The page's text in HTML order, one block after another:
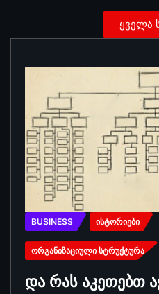
ყველა
BUSINESS ᲘᲡᲢᲝᲠᲘᲔᲑᲘ
ᲝᲠᲒᲐᲜᲘᲖᲐᲪᲘᲣᲚᲘ ᲡᲢᲠᲣᲥᲢᲣᲠᲐ
და რას აკეთებთ